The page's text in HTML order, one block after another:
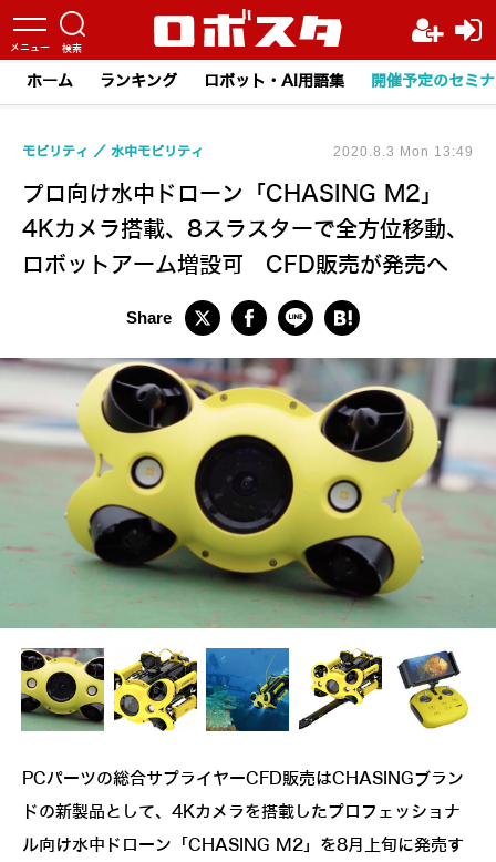
ホーム ランキング ロボット・AI用語集 開催予定のセミ
プロ向け水中ドローン「CHASING M2」
4Kカメラ搭載、8スラスターで全方位移動、
ロボットアーム増設可 CFD販売が発売へ
モビリティ 水中モビリティ 2020.8.3 Mon 13:49
PCパーツの総合サプライヤーCFD販売はCHASINGブラン
ドの新製品として、4Kカメラを搭載したプロフェッショナ
ル向け水中ドローン「CHASING M2」を8月上旬に発売す